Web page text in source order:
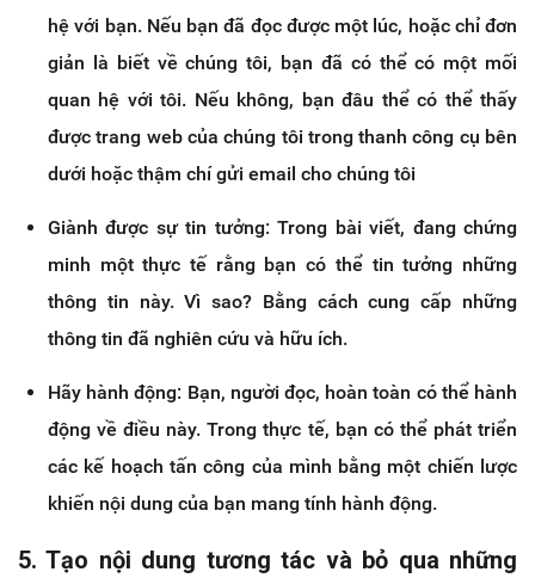
hệ với bạn. Nếu bạn đã đọc được một lúc, hoặc chỉ đơn
giản là biết về chúng tôi, bạn đã có thể có một mối
quan hệ với tôi. Nếu không, bạn đâu thể có thể thấy
được trang web của chúng tôi trong thanh công cụ bên
dưới hoặc thậm chí gửi email cho chúng tôi
Giành được sự tin tưởng: Trong bài viết, đang chứng
minh một thực tế rằng bạn có thể tin tưởng những
thông tin này. Vì sao? Bằng cách cung cấp những
thông tin đã nghiên cứu và hữu ích.
Hãy hành động: Bạn, người đọc, hoàn toàn có thể hành
động về điều này. Trong thực tế, bạn có thể phát triển
các kế hoạch tấn công của mình bằng một chiến lược
khiến nội dung của bạn mang tính hành động.
5. Tạo nội dung tương tác và bỏ qua những